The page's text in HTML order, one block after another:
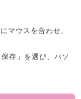
マウスを合わせ、
存」を選び、パソ